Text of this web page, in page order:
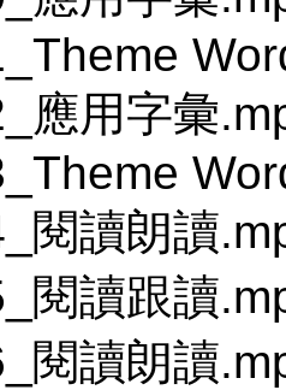
應用字彙
閱讀朗讀
閱讀跟讀
閱讀朗讀